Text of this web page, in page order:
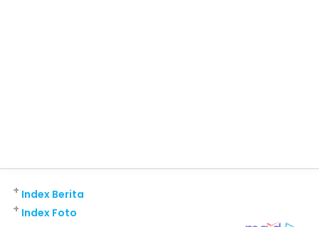
Index Berita
+
Index Foto
+